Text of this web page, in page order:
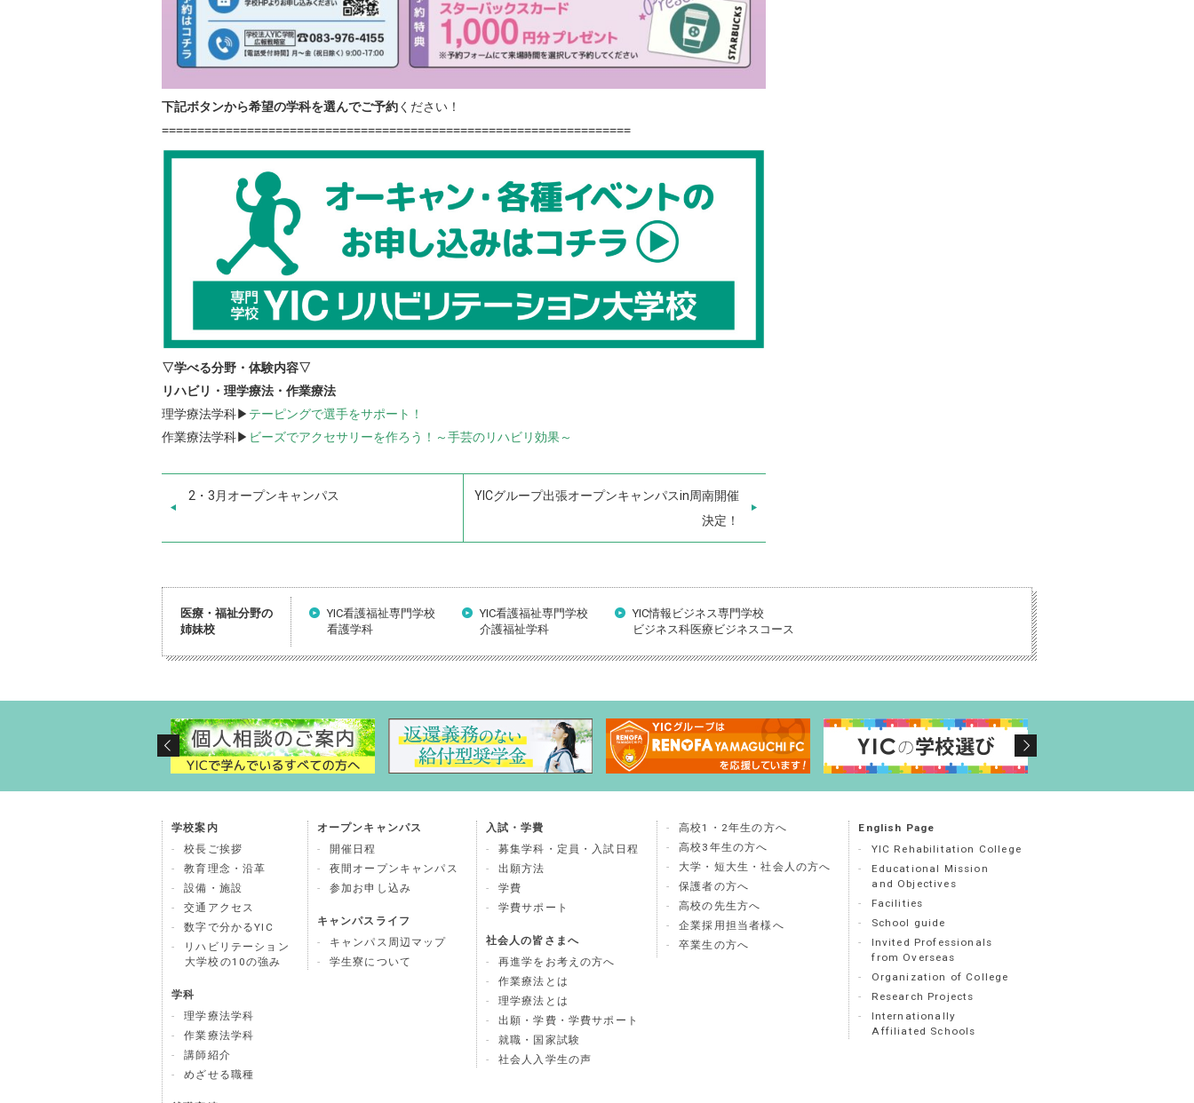
下記ボタンから希望の学科を選んでご予約ください！
==================================================================
▽学べる分野・体験内容▽
リハビリ・理学療法・作業療法
理学療法学科▶ テーピングで選手をサポート！
作業療法学科▶ ビーズでアクセサリーを作ろう！～手芸のリハビリ効果～
2・3月オープンキャンパス
YICグループ出張オープンキャンパスin周南開催
決定！
医療・福祉分野の
姉妹校
YIC看護福祉専門学校
看護学科
YIC看護福祉専門学校
介護福祉学科
YIC情報ビジネス専門学校
ビジネス科医療ビジネスコース
学校案内
校長ご挨拶
教育理念・沿革
設備・施設
交通アクセス
数字で分かるYIC
リハビリテーション
大学校の10の強み
学科
理学療法学科
作業療法学科
講師紹介
めざせる職種
オープンキャンパス
開催日程
夜間オープンキャンパス
参加お申し込み
キャンパスライフ
キャンパス周辺マップ
学生寮について
入試・学費
募集学科・定員・入試日程
出願方法
学費
学費サポート
社会人の皆さまへ
再進学をお考えの方へ
作業療法とは
理学療法とは
出願・学費・学費サポート
就職・国家試験
社会人入学生の声
高校1・2年生の方へ
高校3年生の方へ
大学・短大生・社会人の方へ
保護者の方へ
高校の先生方へ
企業採用担当者様へ
卒業生の方へ
English Page
YIC Rehabilitation College
Educational Mission
and Objectives
Facilities
School guide
Invited Professionals
from Overseas
Organization of College
Research Projects
Internationally
Affiliated Schools